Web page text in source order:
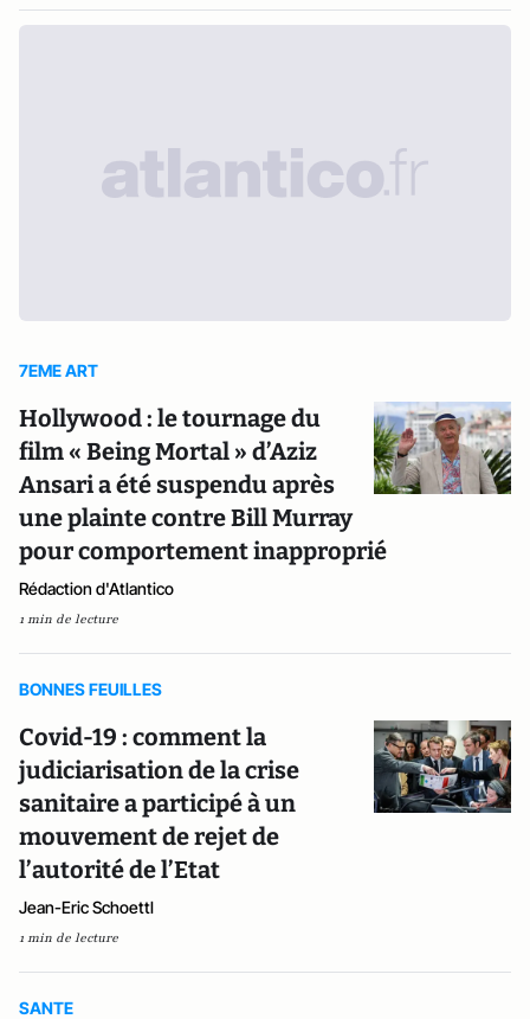
7EME ART
Hollywood : le tournage du
film « Being Mortal » d’Aziz
Ansari a été suspendu après
une plainte contre Bill Murray
pour comportement inapproprié
Rédaction d'Atlantico
1 min de lecture
BONNES FEUILLES
Covid-19 : comment la
judiciarisation de la crise
sanitaire a participé à un
mouvement de rejet de
l’autorité de l’Etat
Jean-Eric Schoettl
1 min de lecture
SANTE